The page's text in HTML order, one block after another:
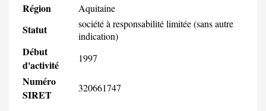
Région Aquitaine
Statut
société à responsabilité limitée (sans autre
indication)
Début
d'activité
1997
Numéro
SIRET
320661747